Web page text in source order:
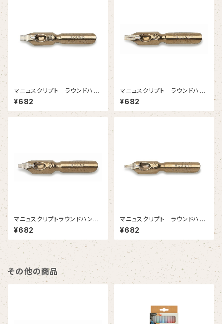
マニュスクリプト ラウンドハン
ド 1-1/2 2.45mm 2本入
¥682
マニュスクリプト ラウンドハン
ド２ 2.05mm 2本入
¥682
マニュスクリプトラウンドハンド
３ 1.35mm 2本入
¥682
マニュスクリプト ラウンドハン
ド3-1/2 1.15mm 2本入
¥682
その他の商品